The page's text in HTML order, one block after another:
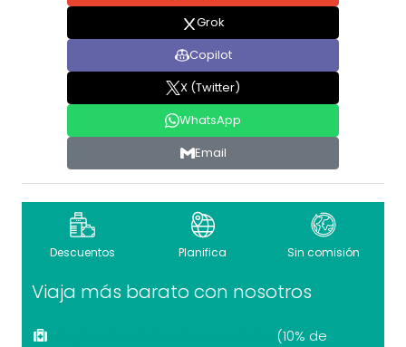
Grok
Copilot
X (Twitter)
WhatsApp
Email
Descuentos Planifica Sin comisión
Viaja más barato con nosotros
(10% de